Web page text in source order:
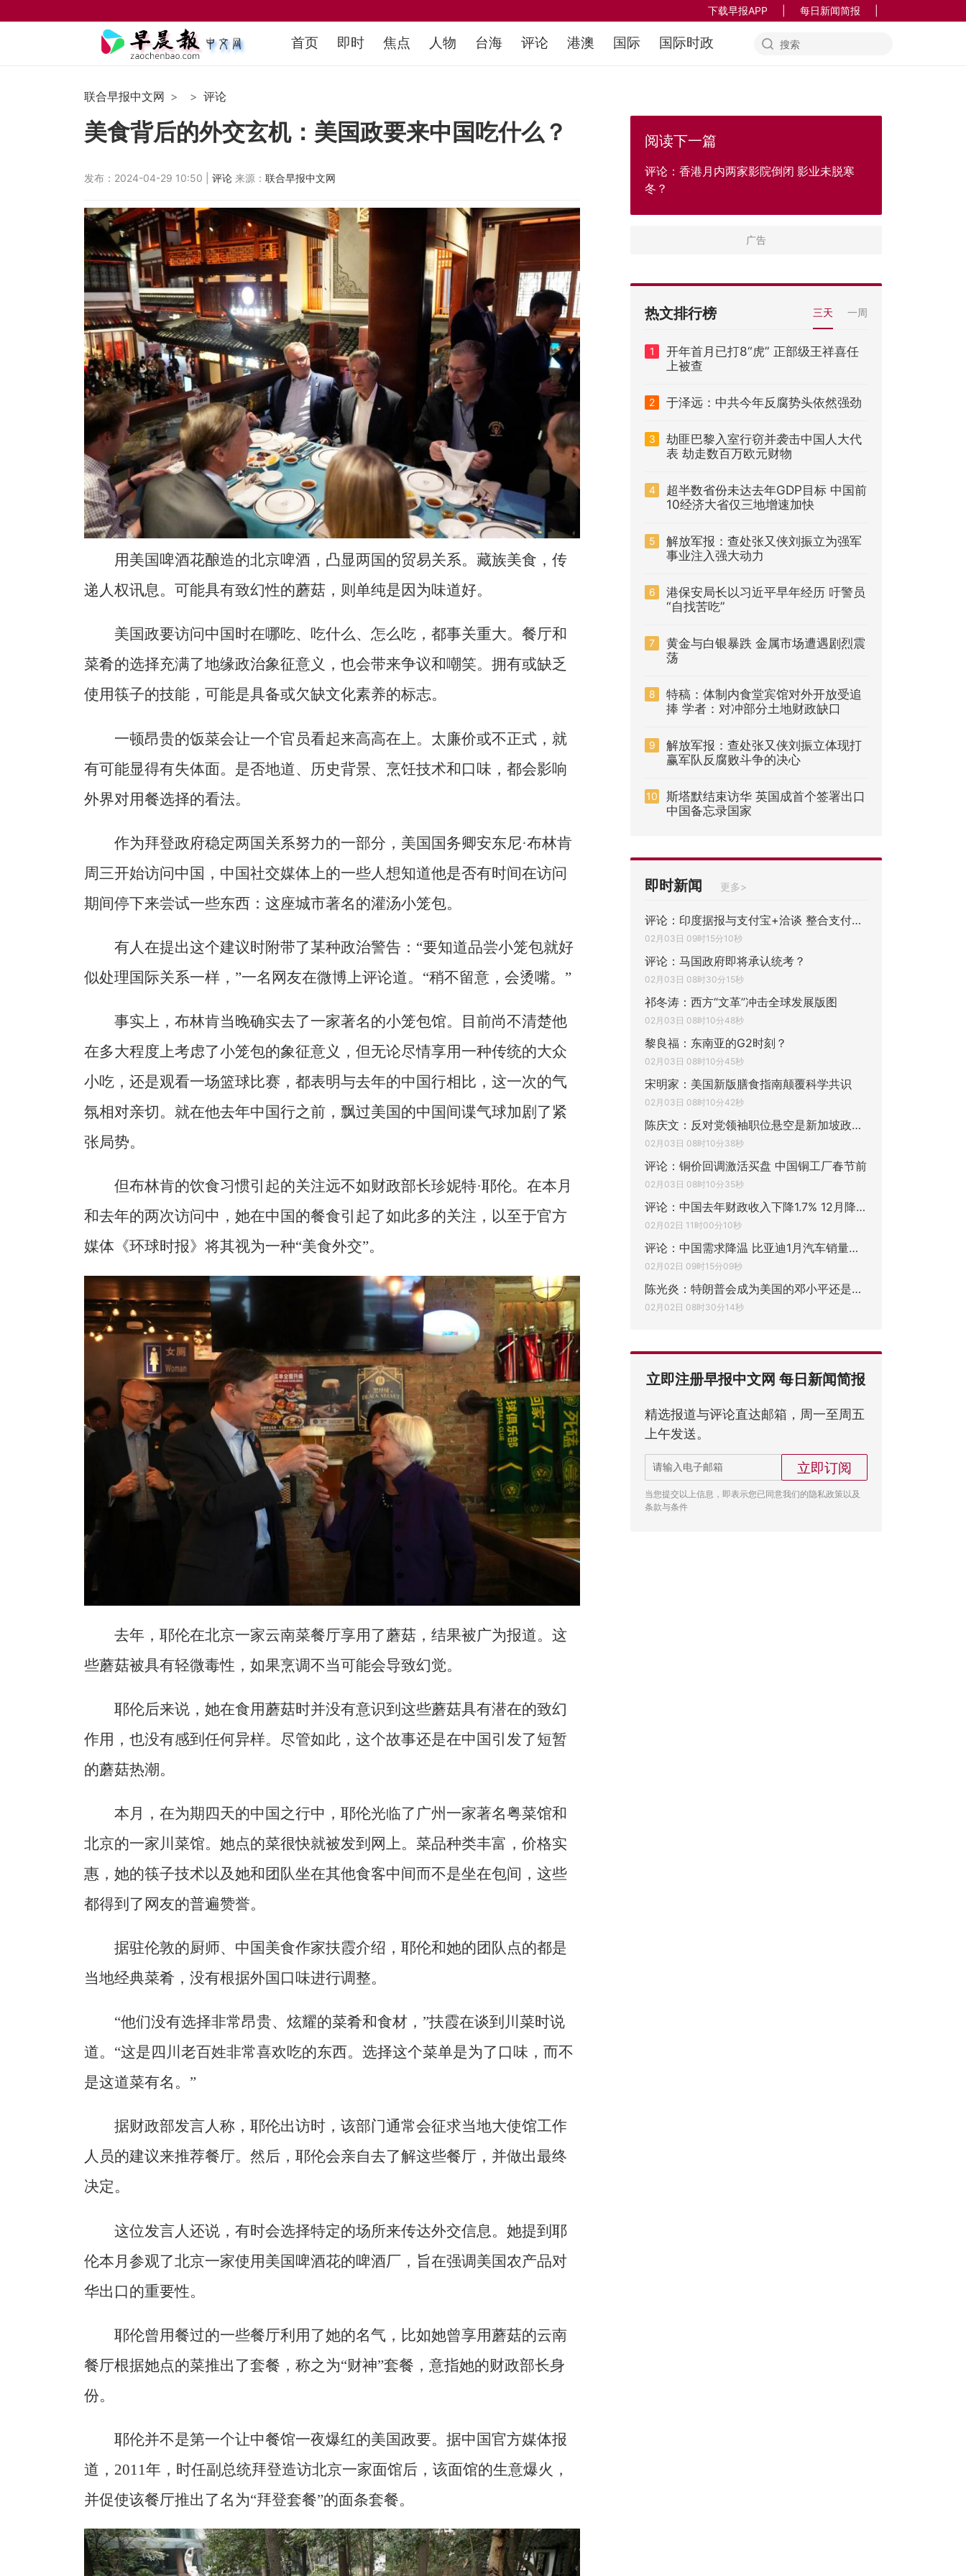
下载早报APP 每日新闻简报
首页 即时 焦点 人物 台海 评论 港澳 国际 国际时政
联合早报中文网 评论
美食背后的外交玄机：美国政要来中国吃什么？
发布：2024-04-29 10:50 | 评论 来源： 联合早报中文网
用美国啤酒花酿造的北京啤酒，凸显两国的贸易关系。藏族美食，传
递人权讯息。可能具有致幻性的蘑菇，则单纯是因为味道好。
美国政要访问中国时在哪吃、吃什么、怎么吃，都事关重大。餐厅和
菜肴的选择充满了地缘政治象征意义，也会带来争议和嘲笑。拥有或缺乏
使用筷子的技能，可能是具备或欠缺文化素养的标志。
一顿昂贵的饭菜会让一个官员看起来高高在上。太廉价或不正式，就
有可能显得有失体面。是否地道、历史背景、烹饪技术和口味，都会影响
外界对用餐选择的看法。
作为拜登政府稳定两国关系努力的一部分，美国国务卿安东尼·布林肯
周三开始访问中国，中国社交媒体上的一些人想知道他是否有时间在访问
期间停下来尝试一些东西：这座城市著名的灌汤小笼包。
有人在提出这个建议时附带了某种政治警告：“要知道品尝小笼包就好
似处理国际关系一样，”一名网友在微博上评论道。“稍不留意，会烫嘴。”
事实上，布林肯当晚确实去了一家著名的小笼包馆。目前尚不清楚他
在多大程度上考虑了小笼包的象征意义，但无论尽情享用一种传统的大众
小吃，还是观看一场篮球比赛，都表明与去年的中国行相比，这一次的气
氛相对亲切。就在他去年中国行之前，飘过美国的中国间谍气球加剧了紧
张局势。
但布林肯的饮食习惯引起的关注远不如财政部长珍妮特·耶伦。在本月
和去年的两次访问中，她在中国的餐食引起了如此多的关注，以至于官方
媒体《环球时报》将其视为一种“美食外交”。
去年，耶伦在北京一家云南菜餐厅享用了蘑菇，结果被广为报道。这
些蘑菇被具有轻微毒性，如果烹调不当可能会导致幻觉。
耶伦后来说，她在食用蘑菇时并没有意识到这些蘑菇具有潜在的致幻
作用，也没有感到任何异样。尽管如此，这个故事还是在中国引发了短暂
的蘑菇热潮。
本月，在为期四天的中国之行中，耶伦光临了广州一家著名粤菜馆和
北京的一家川菜馆。她点的菜很快就被发到网上。菜品种类丰富，价格实
惠，她的筷子技术以及她和团队坐在其他食客中间而不是坐在包间，这些
都得到了网友的普遍赞誉。
据驻伦敦的厨师、中国美食作家扶霞介绍，耶伦和她的团队点的都是
当地经典菜肴，没有根据外国口味进行调整。
“他们没有选择非常昂贵、炫耀的菜肴和食材，”扶霞在谈到川菜时说
道。“这是四川老百姓非常喜欢吃的东西。选择这个菜单是为了口味，而不
是这道菜有名。”
据财政部发言人称，耶伦出访时，该部门通常会征求当地大使馆工作
人员的建议来推荐餐厅。然后，耶伦会亲自去了解这些餐厅，并做出最终
决定。
这位发言人还说，有时会选择特定的场所来传达外交信息。她提到耶
伦本月参观了北京一家使用美国啤酒花的啤酒厂，旨在强调美国农产品对
华出口的重要性。
耶伦曾用餐过的一些餐厅利用了她的名气，比如她曾享用蘑菇的云南
餐厅根据她点的菜推出了套餐，称之为“财神”套餐，意指她的财政部长身
份。
耶伦并不是第一个让中餐馆一夜爆红的美国政要。据中国官方媒体报
道，2011年，时任副总统拜登造访北京一家面馆后，该面馆的生意爆火，
并促使该餐厅推出了名为“拜登套餐”的面条套餐。
阅读下一篇
评论：香港月内两家影院倒闭 影业未脱寒
冬？
热文排行榜 三天 一周
1
开年首月已打8“虎” 正部级王祥喜任
上被查
2 于泽远：中共今年反腐势头依然强劲
3
劫匪巴黎入室行窃并袭击中国人大代
表 劫走数百万欧元财物
4
超半数省份未达去年GDP目标 中国前
10经济大省仅三地增速加快
5
解放军报：查处张又侠刘振立为强军
事业注入强大动力
6
港保安局长以习近平早年经历 吁警员
“自找苦吃”
7
黄金与白银暴跌 金属市场遭遇剧烈震
荡
8
特稿：体制内食堂宾馆对外开放受追
捧 学者：对冲部分土地财政缺口
9
解放军报：查处张又侠刘振立体现打
赢军队反腐败斗争的决心
10
斯塔默结束访华 英国成首个签署出口
中国备忘录国家
即时新闻 更多>
评论：印度据报与支付宝+洽谈 整合支付系统
02月03日 09时15分10秒
评论：马国政府即将承认统考？
02月03日 08时30分15秒
祁冬涛：西方“文革”冲击全球发展版图
02月03日 08时10分48秒
黎良福：东南亚的G2时刻？
02月03日 08时10分45秒
宋明家：美国新版膳食指南颠覆科学共识
02月03日 08时10分42秒
陈庆文：反对党领袖职位悬空是新加坡政治发
02月03日 08时10分38秒
评论：铜价回调激活买盘 中国铜工厂春节前
02月03日 08时10分35秒
评论：中国去年财政收入下降1.7% 12月降25
02月02日 11时00分10秒
评论：中国需求降温 比亚迪1月汽车销量下滑
02月02日 09时15分09秒
陈光炎：特朗普会成为美国的邓小平还是戈尔
02月02日 08时30分14秒
立即注册早报中文网 每日新闻简报
精选报道与评论直达邮箱，周一至周五
上午发送。
立即订阅
当您提交以上信息，即表示您已同意我们的隐私政策以及
条款与条件